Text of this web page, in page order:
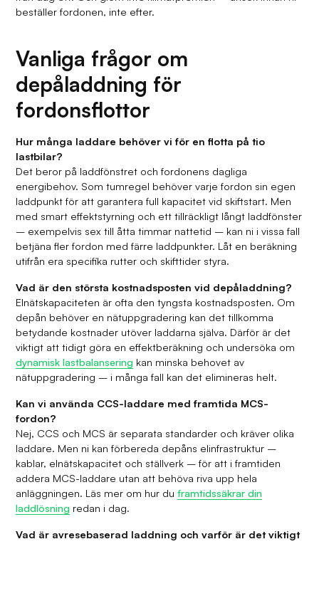
beställer fordonen, inte efter.
Vanliga frågor om
depåladdning för
fordonsflottor
Hur många laddare behöver vi för en flotta på tio
lastbilar?
Det beror på laddfönstret och fordonens dagliga
energibehov. Som tumregel behöver varje fordon sin egen
laddpunkt för att garantera full kapacitet vid skiftstart. Men
med smart effektstyrning och ett tillräckligt långt laddfönster
– exempelvis sex till åtta timmar nattetid – kan ni i vissa fall
betjäna fler fordon med färre laddpunkter. Låt en beräkning
utifrån era specifika rutter och skifttider styra.
Vad är den största kostnadsposten vid depåladdning?
Elnätskapaciteten är ofta den tyngsta kostnadsposten. Om
depån behöver en nätuppgradering kan det tillkomma
betydande kostnader utöver laddarna själva. Därför är det
viktigt att tidigt göra en effektberäkning och undersöka om
dynamisk lastbalansering kan minska behovet av
nätuppgradering – i många fall kan det elimineras helt.
Kan vi använda CCS-laddare med framtida MCS-
fordon?
Nej, CCS och MCS är separata standarder och kräver olika
laddare. Men ni kan förbereda depåns elinfrastruktur –
kablar, elnätskapacitet och ställverk – för att i framtiden
addera MCS-laddare utan att behöva riva upp hela
anläggningen. Läs mer om hur duframtidssäkrar din
laddlösning redan i dag.
Vad är avresebaserad laddning och varför är det viktigt